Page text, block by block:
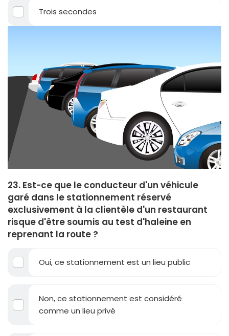
Trois secondes
23. Est-ce que le conducteur d'un véhicule
garé dans le stationnement réservé
exclusivement à la clientèle d'un restaurant
risque d'être soumis au test d'haleine en
reprenant la route ?
Oui, ce stationnement est un lieu public
Non, ce stationnement est considéré
comme un lieu privé